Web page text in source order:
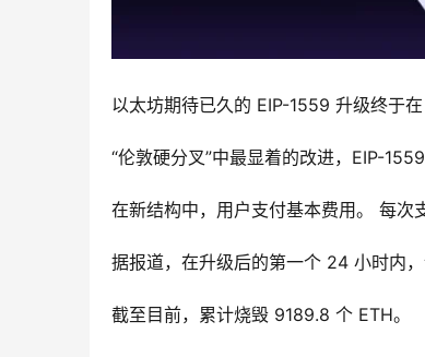
以太坊期待已久的 EIP-1559 升级终于
“伦敦硬分叉”中最显着的改进，EIP-
在新结构中，用户支付基本费用。 每次
据报道，在升级后的第一个 24 小时内
截至目前，累计烧毁 9189.8 个 ETH。